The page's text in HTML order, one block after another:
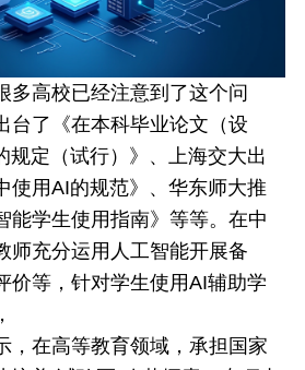
多高校已经注意到了这个问
台了《在本科毕业论文（设
规定（试行）》、上海交大出
使用AI的规范》、华东师大推
能学生使用指南》等等。在中
师充分运用人工智能开展备
价等，针对学生使用AI辅助学
，在高等教育领域，承担国家